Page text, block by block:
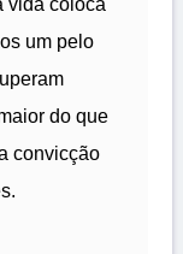
vida coloca
um pelo
do que
convicção